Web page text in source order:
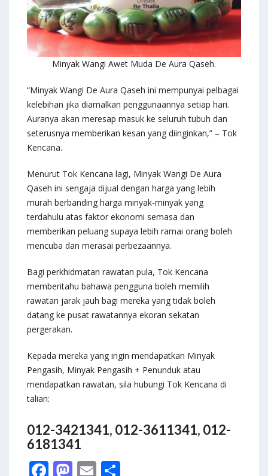
Minyak Wangi Awet Muda De Aura Qaseh.
“Minyak Wangi De Aura Qaseh ini mempunyai pelbagai
kelebihan jika diamalkan penggunaannya setiap hari.
Auranya akan meresap masuk ke seluruh tubuh dan
seterusnya memberikan kesan yang diinginkan,” – Tok
Kencana.
Menurut Tok Kencana lagi, Minyak Wangi De Aura
Qaseh ini sengaja dijual dengan harga yang lebih
murah berbanding harga minyak-minyak yang
terdahulu atas faktor ekonomi semasa dan
memberikan peluang supaya lebih ramai orang boleh
mencuba dan merasai perbezaannya.
Bagi perkhidmatan rawatan pula, Tok Kencana
memberitahu bahawa pengguna boleh memilih
rawatan jarak jauh bagi mereka yang tidak boleh
datang ke pusat rawatannya ekoran sekatan
pergerakan.
Kepada mereka yang ingin mendapatkan Minyak
Pengasih, Minyak Pengasih + Penunduk atau
mendapatkan rawatan, sila hubungi Tok Kencana di
talian:
012-3421341, 012-3611341, 012-
6181341
F M E